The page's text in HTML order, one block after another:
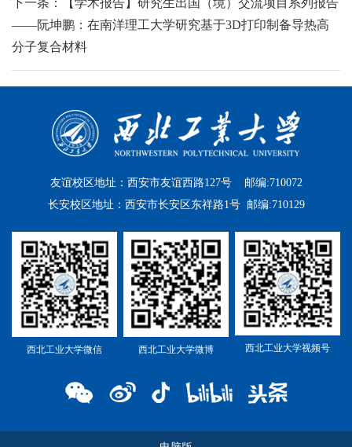
——阮坤鹏：在南洋理工大学研究基于3D打印制备导热高
分子复合材料
友谊校区地址：西安市友谊西路127号 邮编:710072
长安校区地址：西安市长安区东祥路1号 邮编:710129
西北工业大学微信 西北工业大学微博 西北工业大学视频号